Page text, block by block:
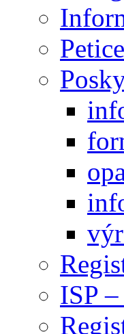
Petice
ISP